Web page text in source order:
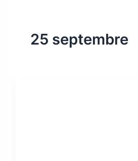
25 septembre